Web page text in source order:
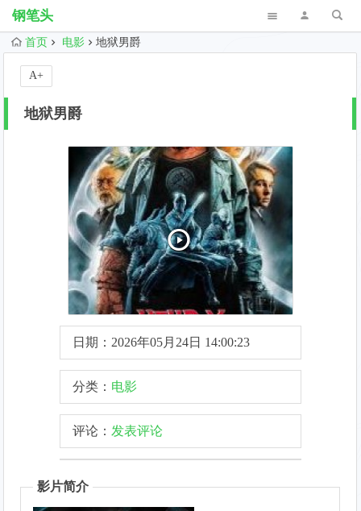
钢笔头
首页 电影 地狱男爵
地狱男爵
日期：2026年05月24日 14:00:23
分类： 电影
评论： 发表评论
影片简介
A+